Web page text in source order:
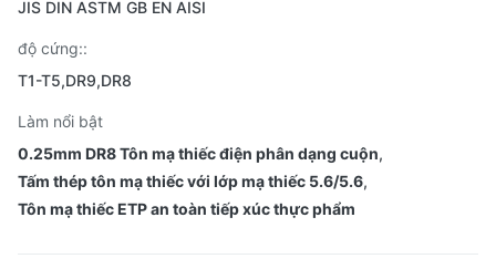
JIS DIN ASTM GB EN AISI
độ cứng::
T1-T5,DR9,DR8
Làm nổi bật
0.25mm DR8 Tôn mạ thiếc điện phân dạng cuộn,
Tấm thép tôn mạ thiếc với lớp mạ thiếc 5.6/5.6,
Tôn mạ thiếc ETP an toàn tiếp xúc thực phẩm